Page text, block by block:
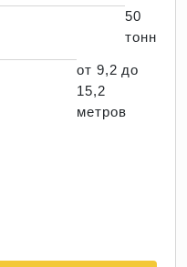
50
тонн
от 9,2 до
15,2
метров